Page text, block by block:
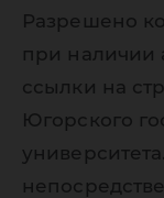
Разрешено
при наличии
ссылки на
Югорского